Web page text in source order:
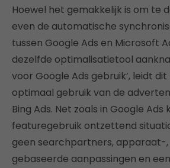
Hoewel het gemakkelijk is om te
even de automatische
tussen Google Ads en Microsoft
dezelfde optimalisatietool
voor Google Ads gebruik’, leidt
optimaal gebruik van de
Bing Ads. Net zoals in Google Ads
featuregebruik ontzettend
geen searchpartners, apparaat-
gebaseerde aanpassingen en